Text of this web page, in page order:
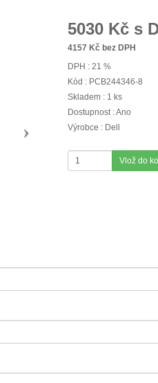
5030 Kč s
4157 Kč bez DPH
DPH : 21 %
Kód : PCB244346-8
Skladem : 1 ks
Dostupnost : Ano
Výrobce : Dell
Vlož do